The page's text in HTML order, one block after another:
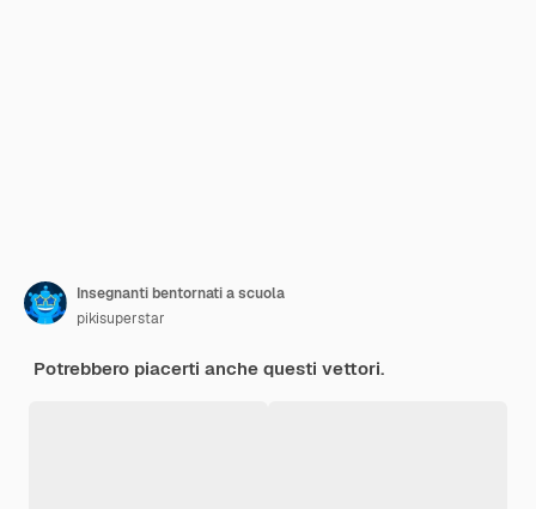
Insegnanti bentornati a scuola
pikisuperstar
Potrebbero piacerti anche questi vettori.